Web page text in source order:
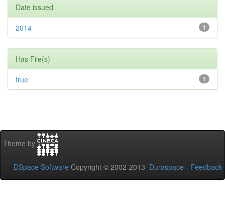
Date issued
1
2014
Has File(s)
1
true
Theme by
DSpace Software Copyright © 2002-2013 Duraspace - Feedback